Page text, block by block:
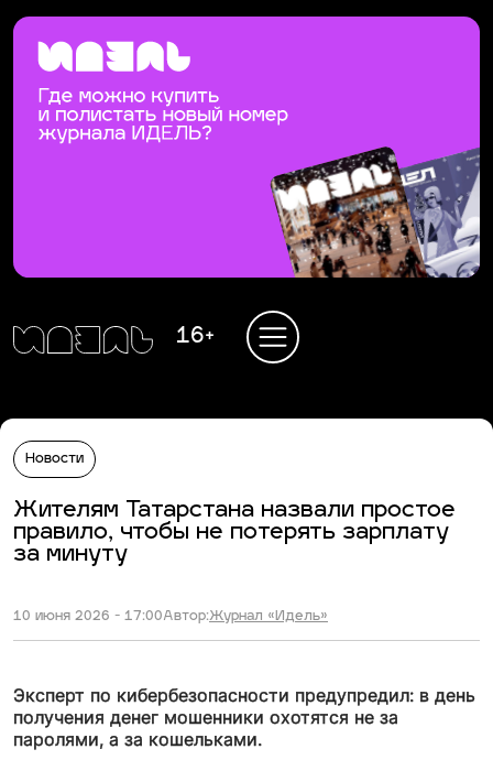
16+
Новости
Жителям Татарстана назвали простое
правило, чтобы не потерять зарплату
за минуту
10 июня 2026 - 17:00Автор:Журнал «Идель»
Эксперт по кибербезопасности предупредил: в день
получения денег мошенники охотятся не за
паролями, а за кошельками.